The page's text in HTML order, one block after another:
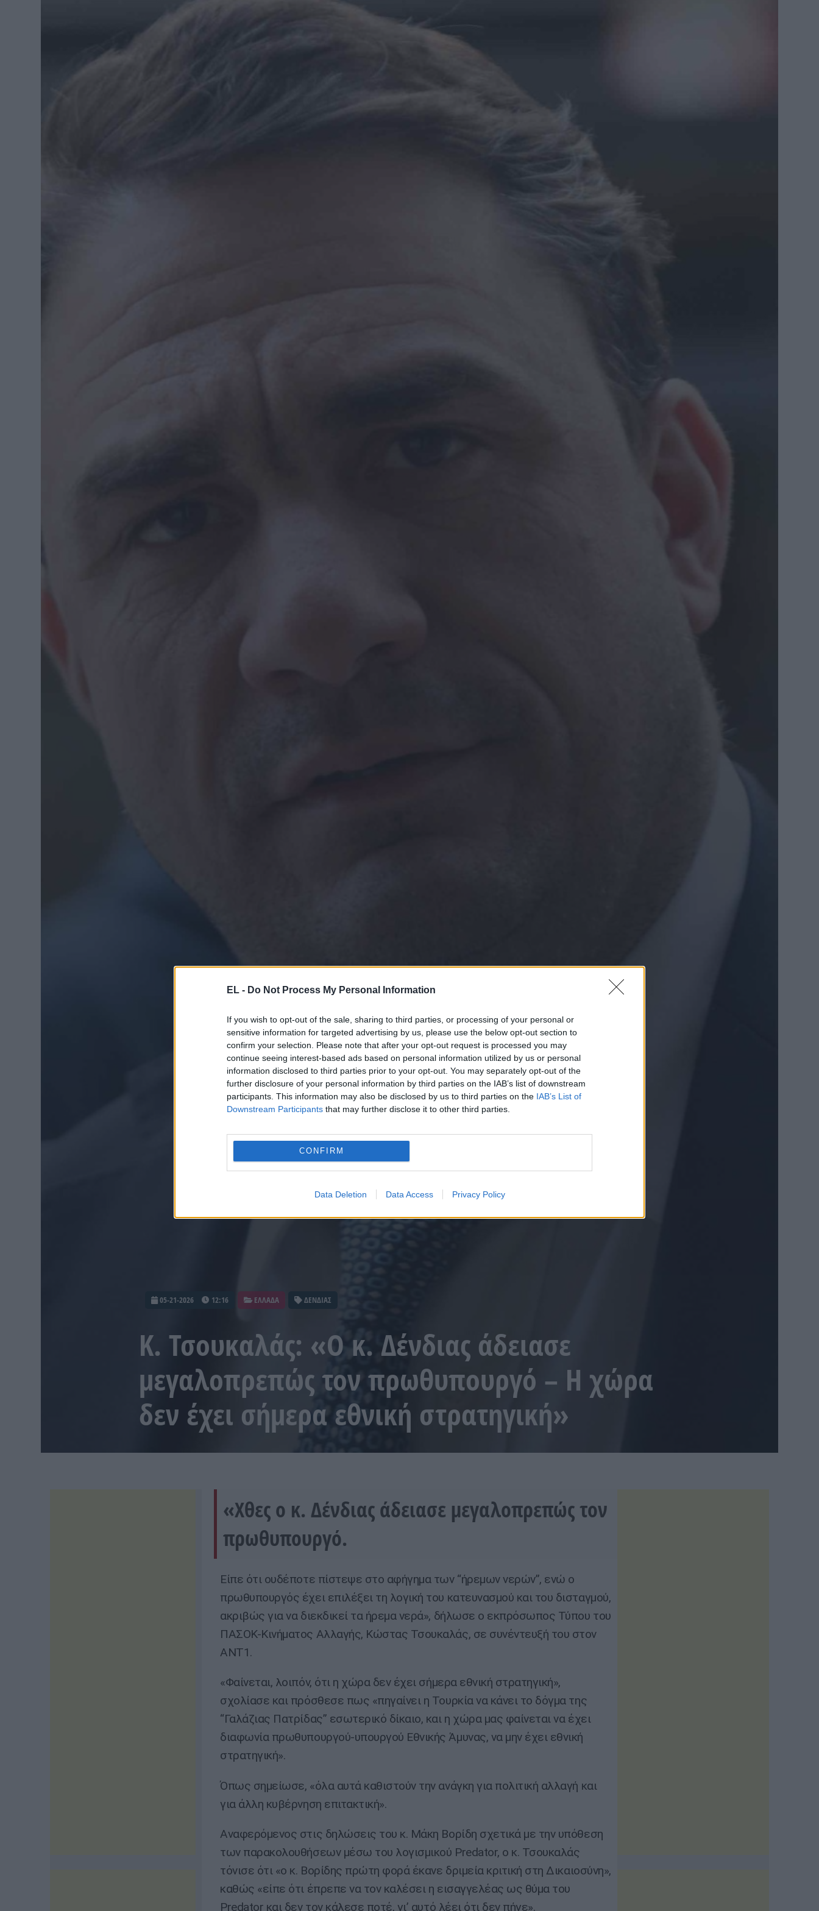
EL - Do Not Process My Personal Information
If you wish to opt-out of the sale, sharing to third parties, or processing of your personal or
sensitive information for targeted advertising by us, please use the below opt-out section to
confirm your selection. Please note that after your opt-out request is processed you may
continue seeing interest-based ads based on personal information utilized by us or personal
information disclosed to third parties prior to your opt-out. You may separately opt-out of the
further disclosure of your personal information by third parties on the IAB’s list of downstream
participants. This information may also be disclosed by us to third parties on the IAB’s List of
Downstream Participants that may further disclose it to other third parties.
CONFIRM
Data Deletion Data Access Privacy Policy
05-21-2026 12:16 ΕΛΛΑΔΑ ΔΕΝΔΙΑΣ
Κ. Τσουκαλάς: «Ο κ. Δένδιας άδειασε
μεγαλοπρεπώς τον πρωθυπουργό – Η χώρα
δεν έχει σήμερα εθνική στρατηγική»
«Χθες ο κ. Δένδιας άδειασε μεγαλοπρεπώς τον
πρωθυπουργό.
Είπε ότι ουδέποτε πίστεψε στο αφήγημα των “ήρεμων νερών”, ενώ ο
πρωθυπουργός έχει επιλέξει τη λογική του κατευνασμού και του δισταγμού,
ακριβώς για να διεκδικεί τα ήρεμα νερά», δήλωσε ο εκπρόσωπος Τύπου του
ΠΑΣΟΚ-Κινήματος Αλλαγής, Κώστας Τσουκαλάς, σε συνέντευξή του στον
ΑΝΤ1.
«Φαίνεται, λοιπόν, ότι η χώρα δεν έχει σήμερα εθνική στρατηγική»,
σχολίασε και πρόσθεσε πως «πηγαίνει η Τουρκία να κάνει το δόγμα της
“Γαλάζιας Πατρίδας” εσωτερικό δίκαιο, και η χώρα μας φαίνεται να έχει
διαφωνία πρωθυπουργού-υπουργού Εθνικής Άμυνας, να μην έχει εθνική
στρατηγική».
Όπως σημείωσε, «όλα αυτά καθιστούν την ανάγκη για πολιτική αλλαγή και
για άλλη κυβέρνηση επιτακτική».
Αναφερόμενος στις δηλώσεις του κ. Μάκη Βορίδη σχετικά με την υπόθεση
των παρακολουθήσεων μέσω του λογισμικού Predator, ο κ. Τσουκαλάς
τόνισε ότι «ο κ. Βορίδης πρώτη φορά έκανε δριμεία κριτική στη Δικαιοσύνη»,
καθώς «είπε ότι έπρεπε να τον καλέσει η εισαγγελέας ως θύμα του
Predator και δεν τον κάλεσε ποτέ, γι’ αυτό λέει ότι δεν πήγε».